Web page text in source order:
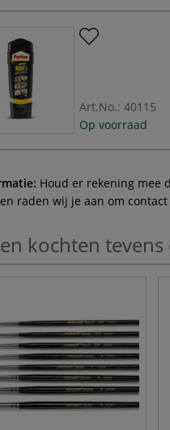
Art.No.: 40115
Op voorraad
Houd er rekening mee
raden wij je aan om
kochten